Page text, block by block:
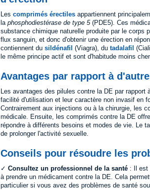
Les comprimés érectiles appartiennent
la phosphodiestérase de type 5(PDE5). Ces
substance chimique naturelle produite par le corps
flux sanguin, et donc d'obtenir une érection en
contiennent du sildénafil (Viagra), du tadalafil
le même principe actif et sont d'habitude moins
Avantages par rapport à
Les avantages des pilules contre la DE par
facilité d'utilisation et leur caractère non invasif en
Contrairement aux injections ou à la chirurgie, les
médicale. Ensuite, les comprimés contre la DE
répondre à différents besoins et modes de vie. Le
de prolonger l'activité sexuelle.
Conseils pour résoudre les
✓ Consultez un professionnel de la santé : Il est
à prendre un médicament contre la DE. Cela
particulier si vous avez des problèmes de santé